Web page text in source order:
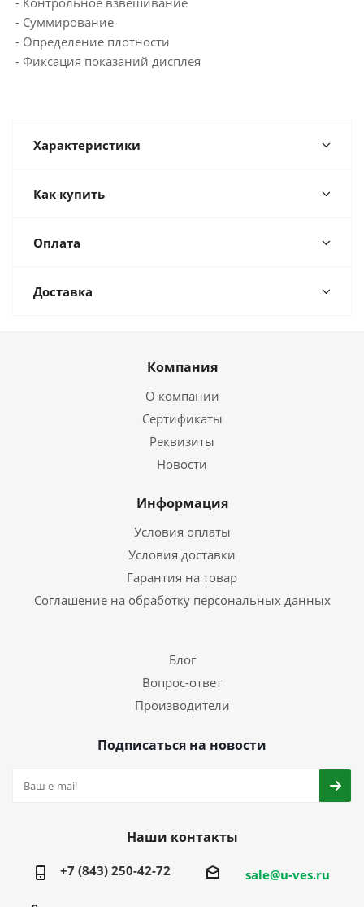
- Суммирование
- Определение плотности
- Фиксация показаний дисплея
Характеристики
Как купить
Оплата
Доставка
Компания
О компании
Сертификаты
Реквизиты
Новости
Информация
Условия оплаты
Условия доставки
Гарантия на товар
Соглашение на обработку персональных данных
Блог
Вопрос-ответ
Производители
Подписаться на новости
Наши контакты
+7 (843) 250-42-72 sale@u-ves.ru